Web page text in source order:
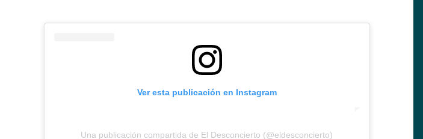
Ver esta publicación en Instagram
Una publicación compartida de El Desconcierto (@eldesconcierto)